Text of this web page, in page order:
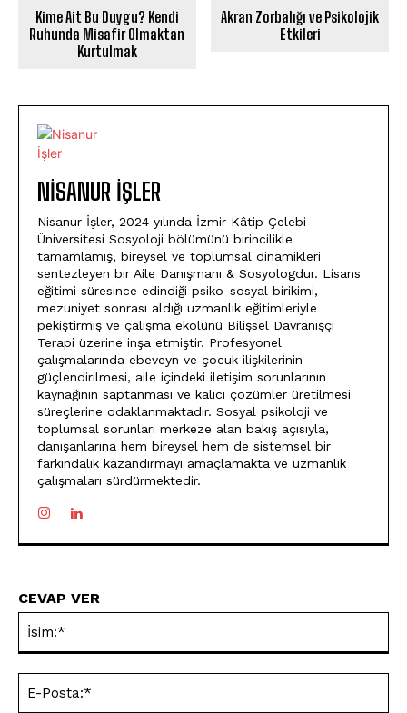
Kime Ait Bu Duygu? Kendi
Ruhunda Misafir Olmaktan
Kurtulmak
Akran Zorbalığı ve Psikolojik
Etkileri
NISANUR İŞLER
Nisanur İşler, 2024 yılında İzmir Kâtip Çelebi
Üniversitesi Sosyoloji bölümünü birincilikle
tamamlamış, bireysel ve toplumsal dinamikleri
sentezleyen bir Aile Danışmanı & Sosyologdur. Lisans
eğitimi süresince edindiği psiko-sosyal birikimi,
mezuniyet sonrası aldığı uzmanlık eğitimleriyle
pekiştirmiş ve çalışma ekolünü Bilişsel Davranışçı
Terapi üzerine inşa etmiştir. Profesyonel
çalışmalarında ebeveyn ve çocuk ilişkilerinin
güçlendirilmesi, aile içindeki iletişim sorunlarının
kaynağının saptanması ve kalıcı çözümler üretilmesi
süreçlerine odaklanmaktadır. Sosyal psikoloji ve
toplumsal sorunları merkeze alan bakış açısıyla,
danışanlarına hem bireysel hem de sistemsel bir
farkındalık kazandırmayı amaçlamakta ve uzmanlık
çalışmaları sürdürmektedir.
CEVAP VER